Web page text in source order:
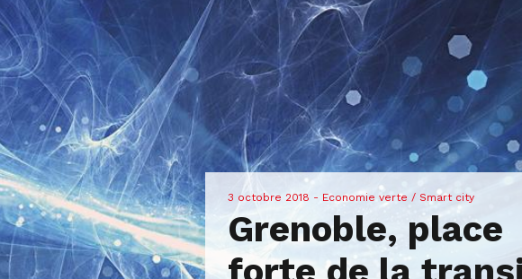
3 octobre 2018 - Economie verte / Smart city
Grenoble, place